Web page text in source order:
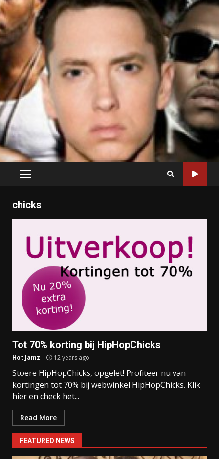
PRIMARY
chicks
Tot 70% korting bij HipHopChicks
Hot Jamz 12 years ago
Stoere HipHopChicks, opgelet! Profiteer nu van
kortingen tot 70% bij webwinkel HipHopChicks. Klik
hier en check het...
Read More
FEATURED NEWS